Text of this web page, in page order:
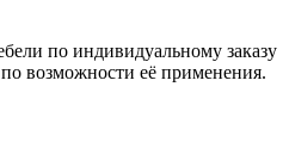
по индивидуальному заказу
возможности её применения.